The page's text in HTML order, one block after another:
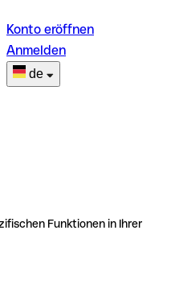
Konto eröffnen
Anmelden
de
Funktionen in Ihrer